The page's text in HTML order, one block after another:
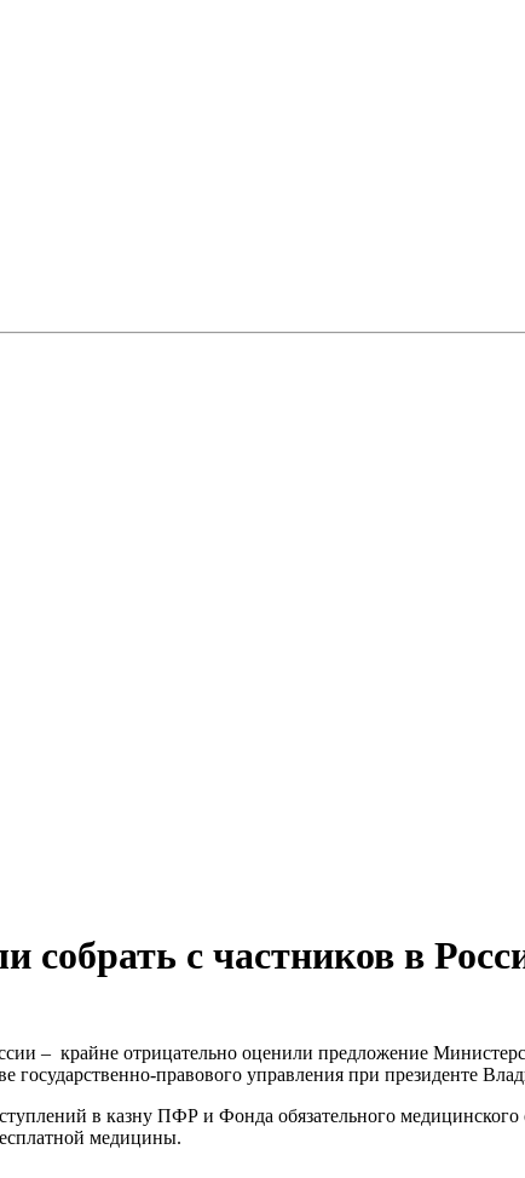
с частников в
– крайне отрицательно оценили предложение
правового управления при президенте
в казну ПФР и Фонда обязательного
медицины.